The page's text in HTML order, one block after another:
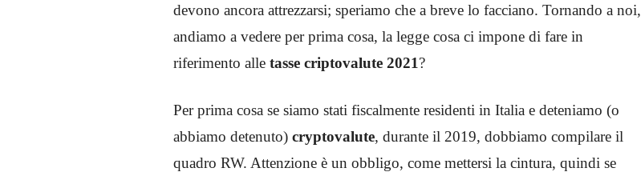
devono ancora attrezzarsi; speriamo che a breve lo facciano. Tornando a noi,
andiamo a vedere per prima cosa, la legge cosa ci impone di fare in
riferimento alle tasse criptovalute 2021?
Per prima cosa se siamo stati fiscalmente residenti in Italia e deteniamo (o
abbiamo detenuto) cryptovalute, durante il 2019, dobbiamo compilare il
quadro RW. Attenzione è un obbligo, come mettersi la cintura, quindi se